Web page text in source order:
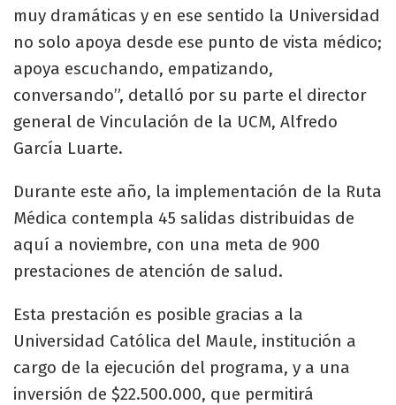
muy dramáticas y en ese sentido la Universidad
no solo apoya desde ese punto de vista médico;
apoya escuchando, empatizando,
conversando”, detalló por su parte el director
general de Vinculación de la UCM, Alfredo
García Luarte.
Durante este año, la implementación de la Ruta
Médica contempla 45 salidas distribuidas de
aquí a noviembre, con una meta de 900
prestaciones de atención de salud.
Esta prestación es posible gracias a la
Universidad Católica del Maule, institución a
cargo de la ejecución del programa, y a una
inversión de $22.500.000, que permitirá